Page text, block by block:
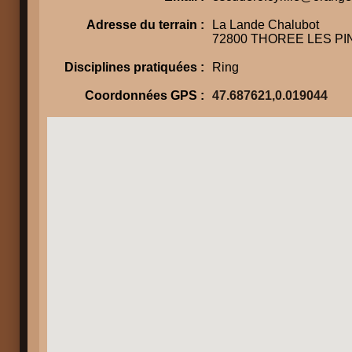
Adresse du terrain :
La Lande Chalubot
72800 THOREE LES
Disciplines pratiquées : Ring
Coordonnées GPS : 47.687621,0.019044